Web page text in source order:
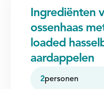
Ingrediënten
ossenhaas
loaded
aardappelen
2personen